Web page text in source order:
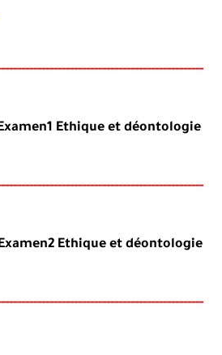
----------------
Ethique et déontologie
----------------
Ethique et déontologie
----------------